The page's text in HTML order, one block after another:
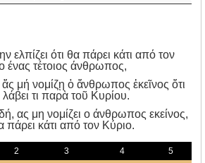
ελπίζει ότι θα πάρει κάτι από τον
ένας τέτοιος άνθρωπος,
ἄς μή νομίζῃ ὁ ἄνθρωπος ἐκεῖνος ὅτι
λάβει τι παρὰ τοῦ Κυρίου.
ας μη νομίζει ο άνθρωπος εκείνος,
πάρει κάτι από τον Kύριο.
2 3 4 5